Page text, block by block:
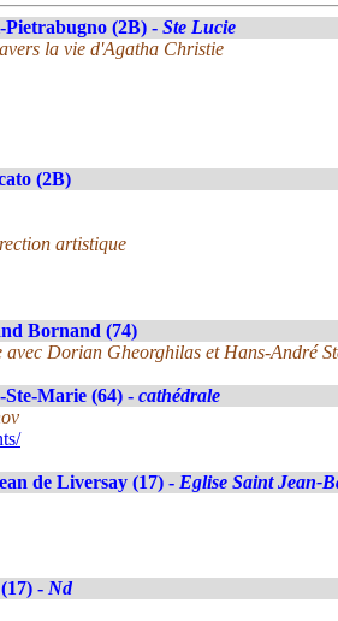
Pietrabugno (2B) - Ste Lucie
la vie d'Agatha Christie
(2B)
artistique
Bornand (74)
avec Dorian Gheorghilas et Hans-André
Marie (64) - cathédrale
de Liversay (17) - Eglise Saint Jean-
- Nd